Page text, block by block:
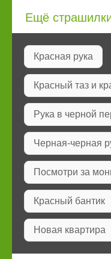
Ещё
Красная рука
Красный таз и
Рука в черной
Черная-черная
Посмотри за
Красный бантик
Новая квартира